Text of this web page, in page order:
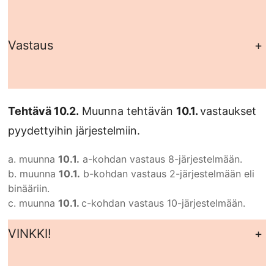
Vastaus +
Tehtävä 10.2. Muunna tehtävän 10.1.vastaukset
pyydettyihin järjestelmiin.
a. muunna10.1. a-kohdan vastaus 8-järjestelmään.
b. muunna10.1. b-kohdan vastaus 2-järjestelmään eli
binääriin.
c. muunna10.1. c-kohdan vastaus 10-järjestelmään.
VINKKI! +